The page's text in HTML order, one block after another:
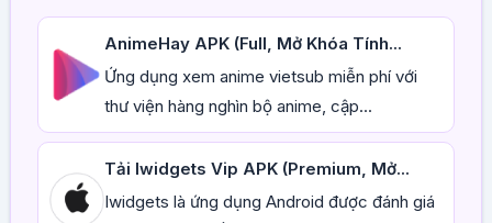
AnimeHay APK (Full, Mở Khóa Tính...
Ứng dụng xem anime vietsub miễn phí với
thư viện hàng nghìn bộ anime, cập...
Tải Iwidgets Vip APK (Premium, Mở...
Iwidgets là ứng dụng Android được đánh giá